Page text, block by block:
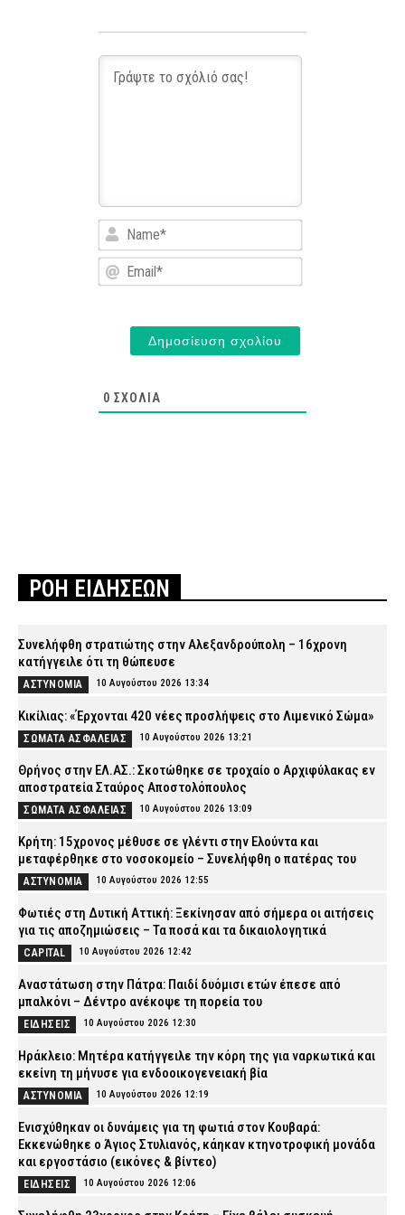
Name*
Email*
0 ΣΧΌΛΙΑ
ΡΟΗ ΕΙΔΗΣΕΩΝ
Συνελήφθη στρατιώτης στην Αλεξανδρούπολη – 16χρονη
κατήγγειλε ότι τη θώπευσε
ΑΣΤΥΝΟΜΙΑ 10 Αυγούστου 2026 13:34
Κικίλιας: «Έρχονται 420 νέες προσλήψεις στο Λιμενικό Σώμα»
ΣΩΜΑΤΑ ΑΣΦΑΛΕΙΑΣ 10 Αυγούστου 2026 13:21
Θρήνος στην ΕΛ.ΑΣ.: Σκοτώθηκε σε τροχαίο ο Αρχιφύλακας εν
αποστρατεία Σταύρος Αποστολόπουλος
ΣΩΜΑΤΑ ΑΣΦΑΛΕΙΑΣ 10 Αυγούστου 2026 13:09
Κρήτη: 15χρονος μέθυσε σε γλέντι στην Ελούντα και
μεταφέρθηκε στο νοσοκομείο – Συνελήφθη ο πατέρας του
ΑΣΤΥΝΟΜΙΑ 10 Αυγούστου 2026 12:55
Φωτιές στη Δυτική Αττική: Ξεκίνησαν από σήμερα οι αιτήσεις
για τις αποζημιώσεις – Τα ποσά και τα δικαιολογητικά
CAPITAL 10 Αυγούστου 2026 12:42
Αναστάτωση στην Πάτρα: Παιδί δυόμισι ετών έπεσε από
μπαλκόνι – Δέντρο ανέκοψε τη πορεία του
ΕΙΔΗΣΕΙΣ 10 Αυγούστου 2026 12:30
Ηράκλειο: Μητέρα κατήγγειλε την κόρη της για ναρκωτικά και
εκείνη τη μήνυσε για ενδοοικογενειακή βία
ΑΣΤΥΝΟΜΙΑ 10 Αυγούστου 2026 12:19
Ενισχύθηκαν οι δυνάμεις για τη φωτιά στον Κουβαρά:
Εκκενώθηκε ο Άγιος Στυλιανός, κάηκαν κτηνοτροφική μονάδα
και εργοστάσιο (εικόνες & βίντεο)
ΕΙΔΗΣΕΙΣ 10 Αυγούστου 2026 12:06